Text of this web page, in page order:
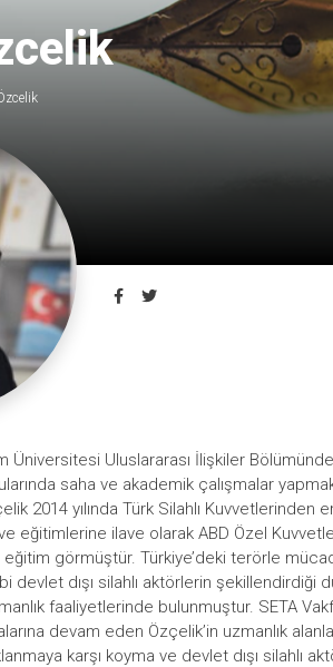
Üniversitesi Uluslararası İlişkiler
saha ve akademik çalışmalar
2014 yılında Türk Silahlı
eğitimlerine ilave olarak ABD Özel
görmüştür. Türkiye’deki terörle
devlet dışı silahlı aktörlerin şekillendirdiği
faaliyetlerinde bulunmuştur. SETA
devam eden Özçelik’in uzmanlık
karşı koyma ve devlet dışı silahlı